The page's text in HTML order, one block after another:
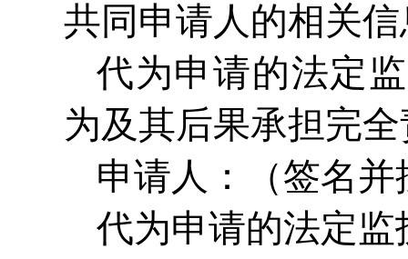
共同申请人的相关
代为申请的法定
为及其后果承担完
申请人：（签名并
代为申请的法定